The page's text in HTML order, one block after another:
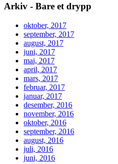
Arkiv - Bare et drypp
oktober, 2017
september, 2017
august, 2017
juni, 2017
mai, 2017
april, 2017
mars, 2017
februar, 2017
januar, 2017
desember, 2016
november, 2016
oktober, 2016
september, 2016
august, 2016
juli, 2016
juni, 2016